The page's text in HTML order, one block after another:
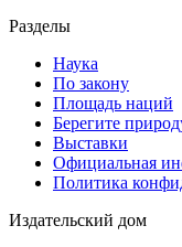
Разделы
Наука
По закону
Площадь наций
Берегите
Выставки
Официальная
Политика
Издательский дом